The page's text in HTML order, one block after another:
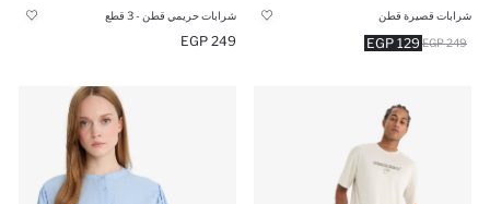
شرابات قصيرة قطن
129 EGP 249 EGP
شرابات حريمي قطن - 3 قطع
249 EGP